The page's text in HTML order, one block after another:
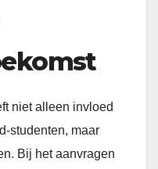
niet alleen invloed
studenten, maar
Bij het aanvragen